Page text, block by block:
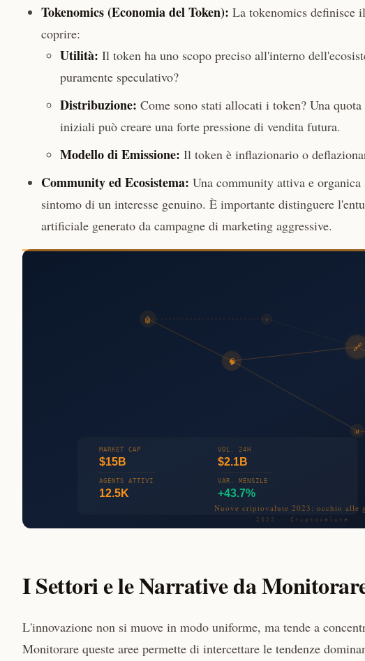
Tokenomics (Economia del Token): La tokenomics definisce
coprire:
Utilità: Il token ha uno scopo preciso all'interno
puramente speculativo?
Distribuzione: Come sono stati allocati i token? Una
iniziali può creare una forte pressione di vendita futura.
Modello di Emissione: Il token è inflazionario o
Community ed Ecosistema: Una community attiva e
sintomo di un interesse genuino. È importante distinguere
artificiale generato da campagne di marketing aggressive.
I Settori e le Narrative da
L'innovazione non si muove in modo uniforme, ma tende a
Monitorare queste aree permette di intercettare le tendenze